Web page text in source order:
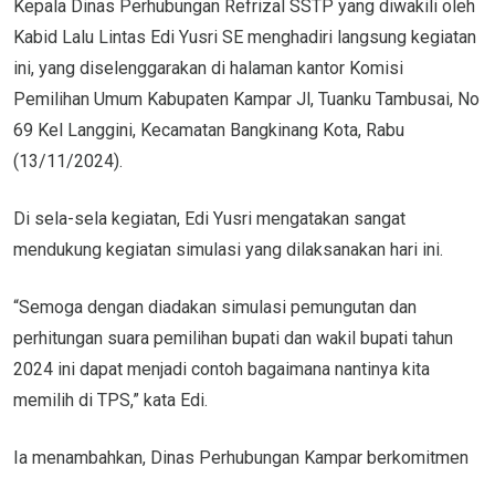
Kepala Dinas Perhubungan Refrizal SSTP yang diwakili oleh
Kabid Lalu Lintas Edi Yusri SE menghadiri langsung kegiatan
ini, yang diselenggarakan di halaman kantor Komisi
Pemilihan Umum Kabupaten Kampar Jl, Tuanku Tambusai, No
69 Kel Langgini, Kecamatan Bangkinang Kota, Rabu
(13/11/2024).
Di sela-sela kegiatan, Edi Yusri mengatakan sangat
mendukung kegiatan simulasi yang dilaksanakan hari ini.
“Semoga dengan diadakan simulasi pemungutan dan
perhitungan suara pemilihan bupati dan wakil bupati tahun
2024 ini dapat menjadi contoh bagaimana nantinya kita
memilih di TPS,” kata Edi.
Ia menambahkan, Dinas Perhubungan Kampar berkomitmen